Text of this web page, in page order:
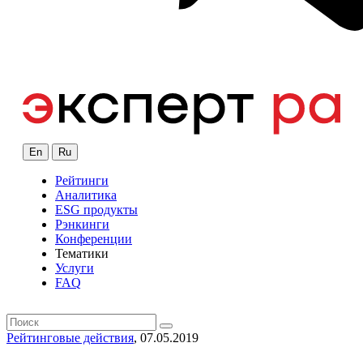
En Ru
Рейтинги
Аналитика
ESG продукты
Рэнкинги
Конференции
Тематики
Услуги
FAQ
Рейтинговые действия, 07.05.2019